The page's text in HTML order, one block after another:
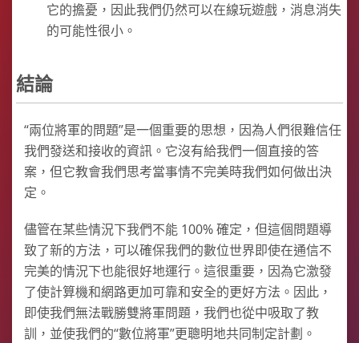
它的擔憂，因此我們仍然可以在線玩遊戲，消息消失
的可能性很小。
結論
“兩位將軍的問題”是一個重要的思想，因為人們很難信任
我們發送和接收的資訊。它沒有給我們一個直接的答
案，但它教會我們思考當事情不完美時我們如何做出決
定。
儘管在某些情況下我們不能 100% 確定，但這個問題導
致了新的方法，可以確保我們的數位世界即使在通信不
完美的情況下也能很好地運行。這很重要，因為它激發
了使計算機和網路更加可靠和安全的更好方法。因此，
即使我們無法戰勝雙將軍問題，我們也從中吸取了教
訓，並使我們的“數位將軍”更聰明地共同制定計劃。